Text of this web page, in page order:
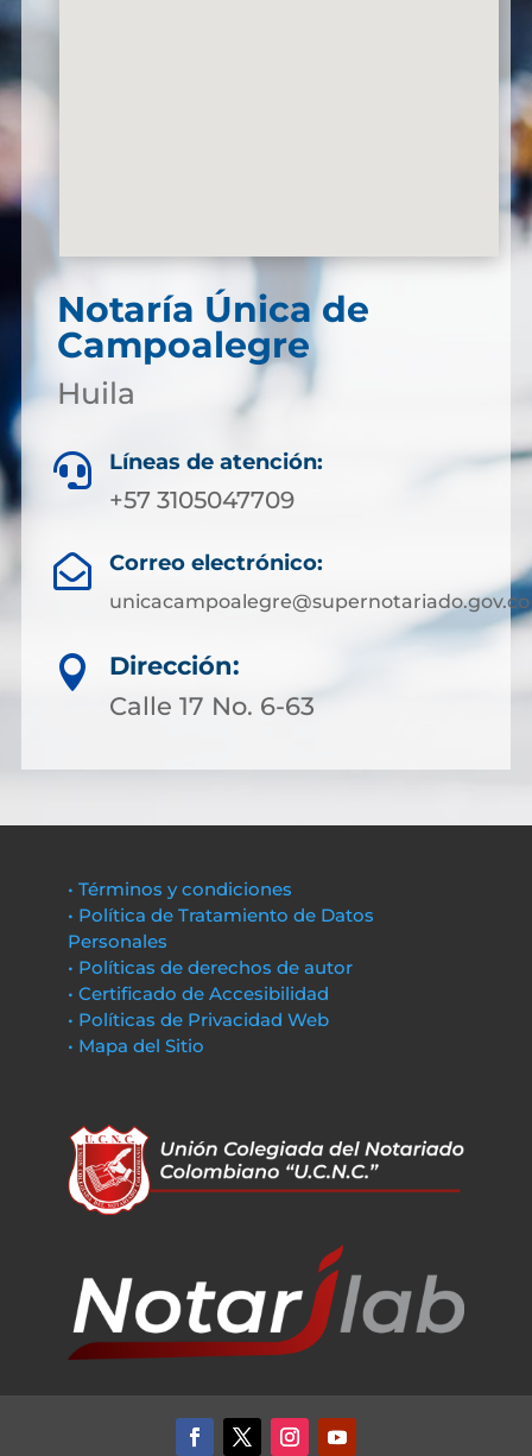
Notaría Única de
Campoalegre
Huila
 Líneas de atención:
+57 3105047709
 Correo electrónico:
unicacampoalegre@supernotariado.gov.co

Dirección:
Calle 17 No. 6-63
• Términos y condiciones
• Política de Tratamiento de Datos
Personales
• Políticas de derechos de autor
• Certificado de Accesibilidad
• Políticas de Privacidad Web
• Mapa del Sitio